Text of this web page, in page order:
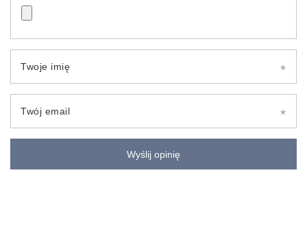
Twoje imię
Twój email
Wyślij opinię